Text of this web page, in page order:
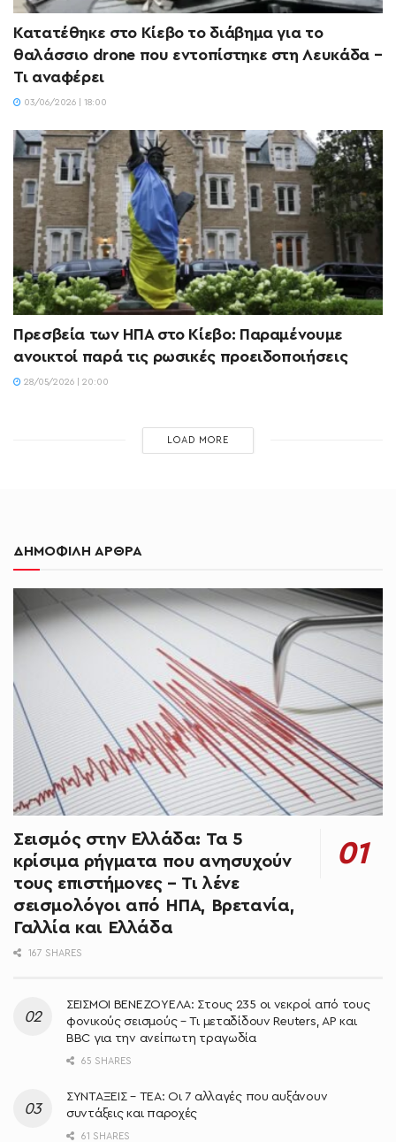
Κατατέθηκε στο Κίεβο το διάβημα για το
θαλάσσιο drone που εντοπίστηκε στη Λευκάδα –
Τι αναφέρει
03/06/2026 | 18:00
Πρεσβεία των ΗΠΑ στο Κίεβο: Παραμένουμε
ανοικτοί παρά τις ρωσικές προειδοποιήσεις
28/05/2026 | 20:00
LOAD MORE
ΔΗΜΟΦΙΛΗ ΑΡΘΡΑ
Σεισμός στην Ελλάδα: Τα 5
κρίσιμα ρήγματα που ανησυχούν
τους επιστήμονες – Τι λένε
σεισμολόγοι από ΗΠΑ, Βρετανία,
Γαλλία και Ελλάδα
167 SHARES
ΣΕΙΣΜΟΙ ΒΕΝΕΖΟΥΕΛΑ: Στους 235 οι νεκροί από τους
φονικούς σεισμούς – Τι μεταδίδουν Reuters, AP και
BBC για την ανείπωτη τραγωδία
65 SHARES
ΣΥΝΤΑΞΕΙΣ – ΤΕΑ: Οι 7 αλλαγές που αυξάνουν
συντάξεις και παροχές
61 SHARES